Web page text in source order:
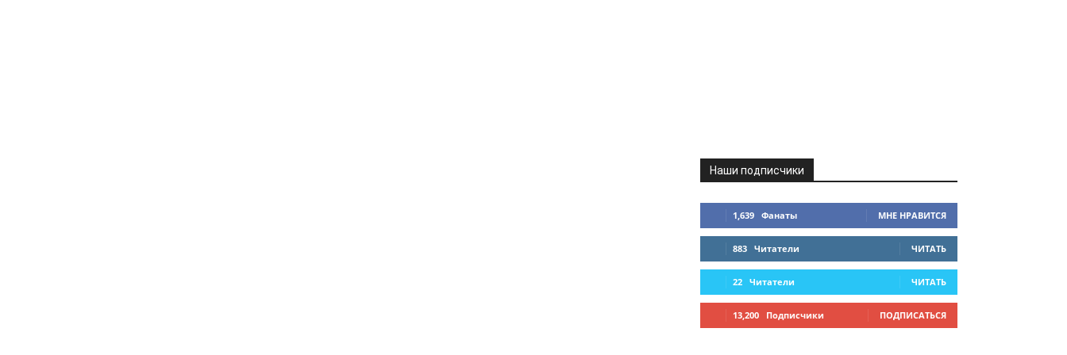
Наши подписчики
1,639 Фанаты МНЕ НРАВИТСЯ
883 Читатели ЧИТАТЬ
22 Читатели ЧИТАТЬ
13,200 Подписчики ПОДПИСАТЬСЯ